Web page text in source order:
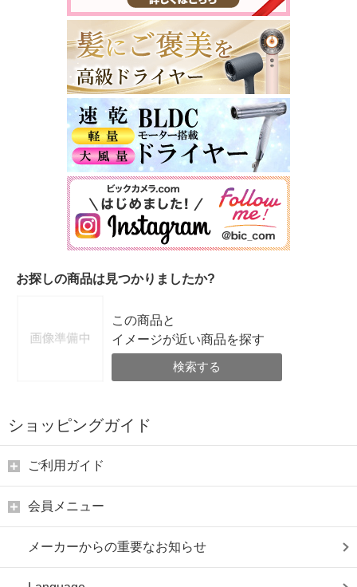
お探しの商品は見つかりましたか?
この商品と
イメージが近い商品を探す
検索する
ショッピングガイド
ご利用ガイド
会員メニュー
メーカーからの重要なお知らせ